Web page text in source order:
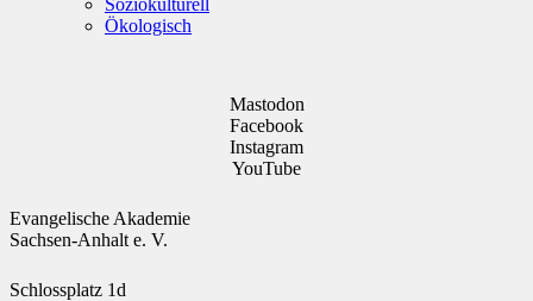
Soziokulturell
Ökologisch
Mastodon
Facebook
Instagram
YouTube
Evangelische Akademie
Sachsen-Anhalt e. V.
Schlossplatz 1d